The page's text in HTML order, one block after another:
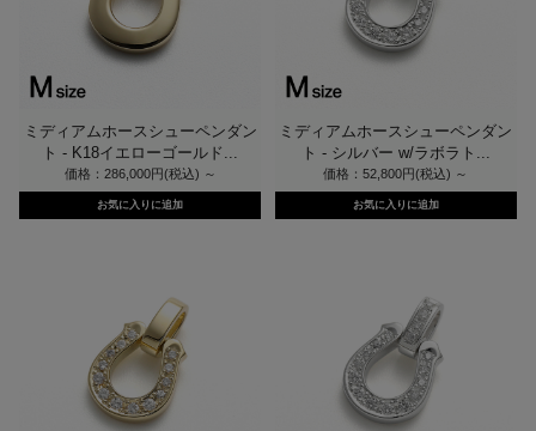
ミディアムホースシューペンダン
ト - K18イエローゴールド...
価格：286,000円(税込) ～
ミディアムホースシューペンダン
ト - シルバー w/ラボラト...
価格：52,800円(税込) ～